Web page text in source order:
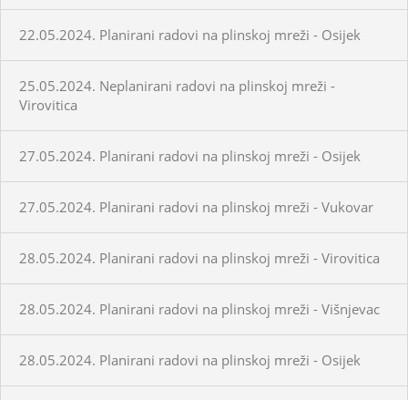
22.05.2024. Planirani radovi na plinskoj mreži - Osijek
25.05.2024. Neplanirani radovi na plinskoj mreži -
Virovitica
27.05.2024. Planirani radovi na plinskoj mreži - Osijek
27.05.2024. Planirani radovi na plinskoj mreži - Vukovar
28.05.2024. Planirani radovi na plinskoj mreži - Virovitica
28.05.2024. Planirani radovi na plinskoj mreži - Višnjevac
28.05.2024. Planirani radovi na plinskoj mreži - Osijek